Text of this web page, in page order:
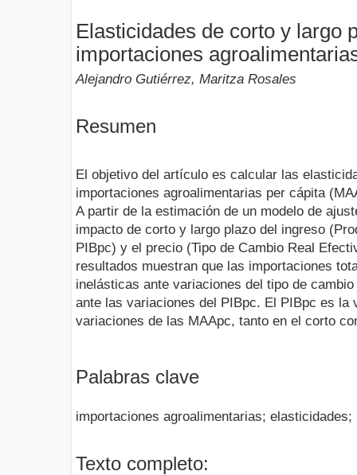
Elasticidades de corto y largo
importaciones
Alejandro Gutiérrez, Maritza Rosales
Resumen
El objetivo del artículo es calcular las
importaciones agroalimentarias per cápita
A partir de la estimación de un modelo de
impacto de corto y largo plazo del ingreso
PIBpc) y el precio (Tipo de Cambio Real
resultados muestran que las importaciones
inelásticas ante variaciones del tipo de
ante las variaciones del PIBpc. El PIBpc es la
variaciones de las MAApc, tanto en el corto
Palabras clave
importaciones agroalimentarias;
Texto completo: